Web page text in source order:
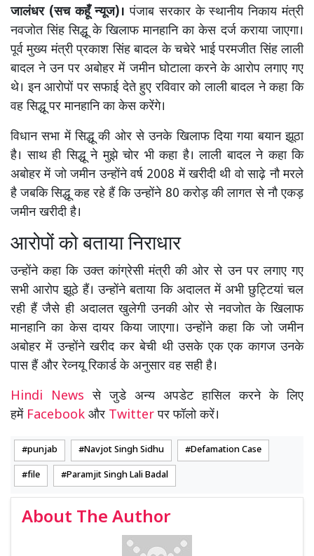
जालंधर (सच कहूँ न्यूज)। पंजाब सरकार के स्थानीय निकाय मंत्री
नवजोत सिंह सिद्धू के खिलाफ मानहानि का केस दर्ज कराया जाएगा।
पूर्व मुख्य मंत्री प्रकाश सिंह बादल के चचेरे भाई परमजीत सिंह लाली
बादल ने उन पर अबोहर में जमीन घोटाला करने के आरोप लगाए गए
थे। इन आरोपों पर सफाई देते हुए रविवार को लाली बादल ने कहा कि
वह सिद्धू पर मानहानि का केस करेंगे।
विधान सभा में सिद्धू की ओर से उनके खिलाफ दिया गया बयान झूठा
है। साथ ही सिद्धू ने मुझे चोर भी कहा है। लाली बादल ने कहा कि
अबोहर में जो जमीन उन्होंने वर्ष 2008 में खरीदी थी वो साढ़े नौ मरले
है जबकि सिद्धू कह रहे हैं कि उन्होंने 80 करोड़ की लागत से नौ एकड़
जमीन खरीदी है।
आरोपों को बताया निराधार
उन्होंने कहा कि उक्त कांग्रेसी मंत्री की ओर से उन पर लगाए गए
सभी आरोप झूठे हैं। उन्होंने बताया कि अदालत में अभी छुट्टियां चल
रही हैं जैसे ही अदालत खुलेगी उनकी ओर से नवजोत के खिलाफ
मानहानि का केस दायर किया जाएगा। उन्होंने कहा कि जो जमीन
अबोहर में उन्होंने खरीद कर बेची थी उसके एक एक कागज उनके
पास हैं और रेव्नयू रिकार्ड के अनुसार वह सही है।
Hindi Newsसे जुडे अन्य अपडेट हासिल करने के लिए
हमें Facebook और Twitterपर फॉलो करें।
punjab Navjot Singh Sidhu Defamation Case
file Paramjit Singh Lali Badal
About The Author